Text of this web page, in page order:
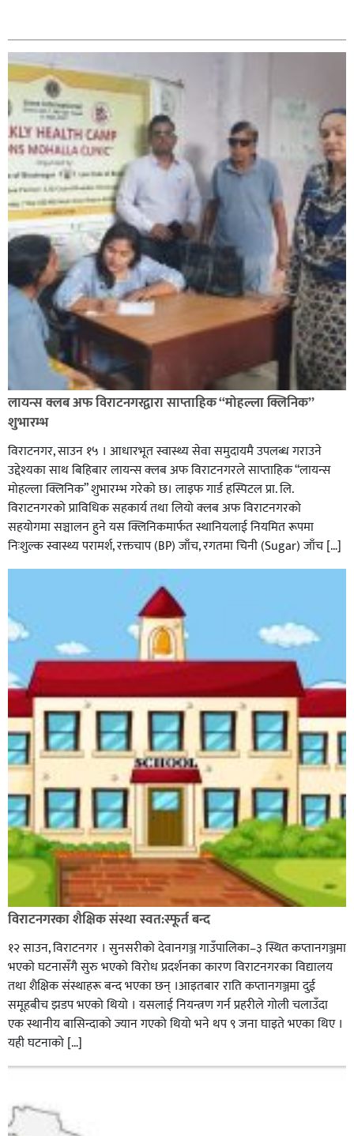
लायन्स क्लब अफ विराटनगरद्वारा साप्ताहिक “मोहल्ला क्लिनिक”
शुभारम्भ
विराटनगर, साउन १५ । आधारभूत स्वास्थ्य सेवा समुदायमै उपलब्ध गराउने
उद्देश्यका साथ बिहिबार लायन्स क्लब अफ विराटनगरले साप्ताहिक “लायन्स
मोहल्ला क्लिनिक” शुभारम्भ गरेकाे छ। लाइफ गार्ड हस्पिटल प्रा. लि.
विराटनगरको प्राविधिक सहकार्य तथा लियो क्लब अफ विराटनगरको
सहयोगमा सञ्चालन हुने यस क्लिनिकमार्फत स्थानियलाई नियमित रूपमा
निःशुल्क स्वास्थ्य परामर्श, रक्तचाप (BP) जाँच, रगतमा चिनी (Sugar) जाँच […]
विराटनगरका शैक्षिक संस्था स्वत:स्फूर्त बन्द
१२ साउन, विराटनगर । सुनसरीको देवानगञ्ज गाउँपालिका–३ स्थित कप्तानगञ्जमा
भएको घटनासँगै सुरु भएको विरोध प्रदर्शनका कारण विराटनगरका विद्यालय
तथा शैक्षिक संस्थाहरू बन्द भएका छन् ।आइतबार राति कप्तानगञ्जमा दुई
समूहबीच झडप भएको थियो । यसलाई नियन्त्रण गर्न प्रहरीले गोली चलाउँदा
एक स्थानीय बासिन्दाको ज्यान गएको थियो भने थप ९ जना घाइते भएका थिए ।
यही घटनाको […]